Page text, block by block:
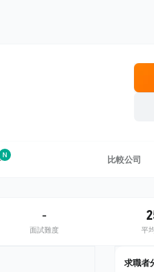
N 比較公司
-
面試難度 平
求職者